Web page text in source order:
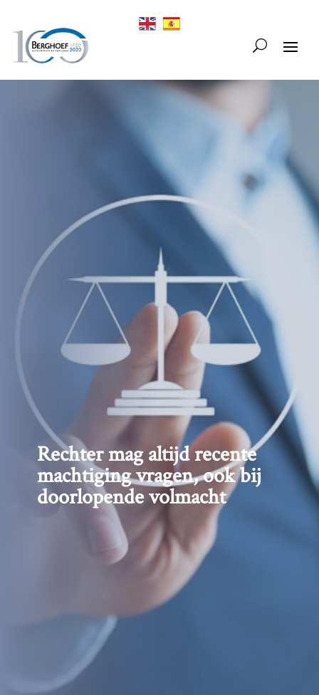
Rechter mag altijd recente
machtiging vragen, ook bij
doorlopende volmacht